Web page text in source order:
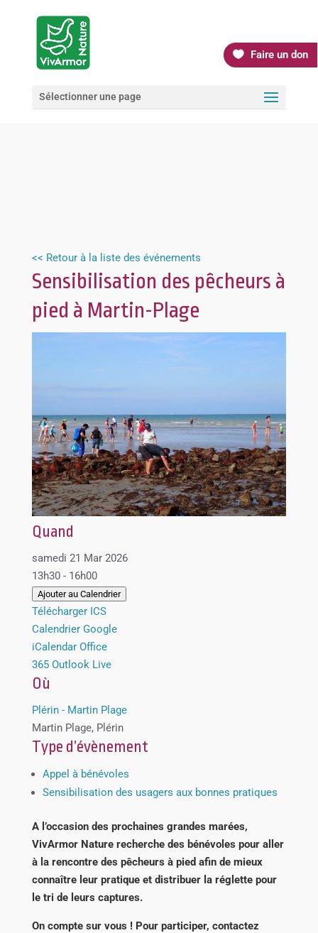
Faire un don
Sélectionner une page
<< Retour à la liste des événements
Sensibilisation des pêcheurs à
pied à Martin-Plage
Quand
samedi 21 Mar 2026
13h30 - 16h00
Ajouter au Calendrier
Télécharger ICS
Calendrier Google
iCalendar Office
365 Outlook Live
Où
Plérin - Martin Plage
Martin Plage, Plérin
Type d’évènement
Appel à bénévoles
Sensibilisation des usagers aux bonnes pratiques
A l’occasion des prochaines grandes marées,
VivArmor Nature recherche des bénévoles pour aller
à la rencontre des pêcheurs à pied afin de mieux
connaître leur pratique et distribuer la réglette pour
le tri de leurs captures.
On compte sur vous ! Pour participer, contactez